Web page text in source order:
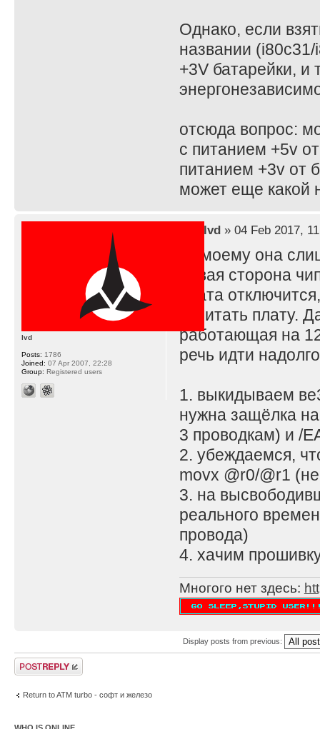
Однако, если
названии (i80c31/
+3V батарейки, и
отсюда вопрос:
с питанием +5v
питанием +3v от
может еще какой
lvd» 04 Feb 2017,
Помоему она
левая сторона
плата
запитать
работающая на
речь идти
1. выкидываем
нужна защёлка
3 проводкам) и /
2. убеждаемся,
movx @r0/@r1
3. на
реального
провода)
4. хачим
Многого нет здесь:
lvd
Posts: 1786
Joined: 07 Apr 2007, 22:28
Group: Registered users
Display posts from previous:
Post a reply
Return to ATM turbo - софт и железо